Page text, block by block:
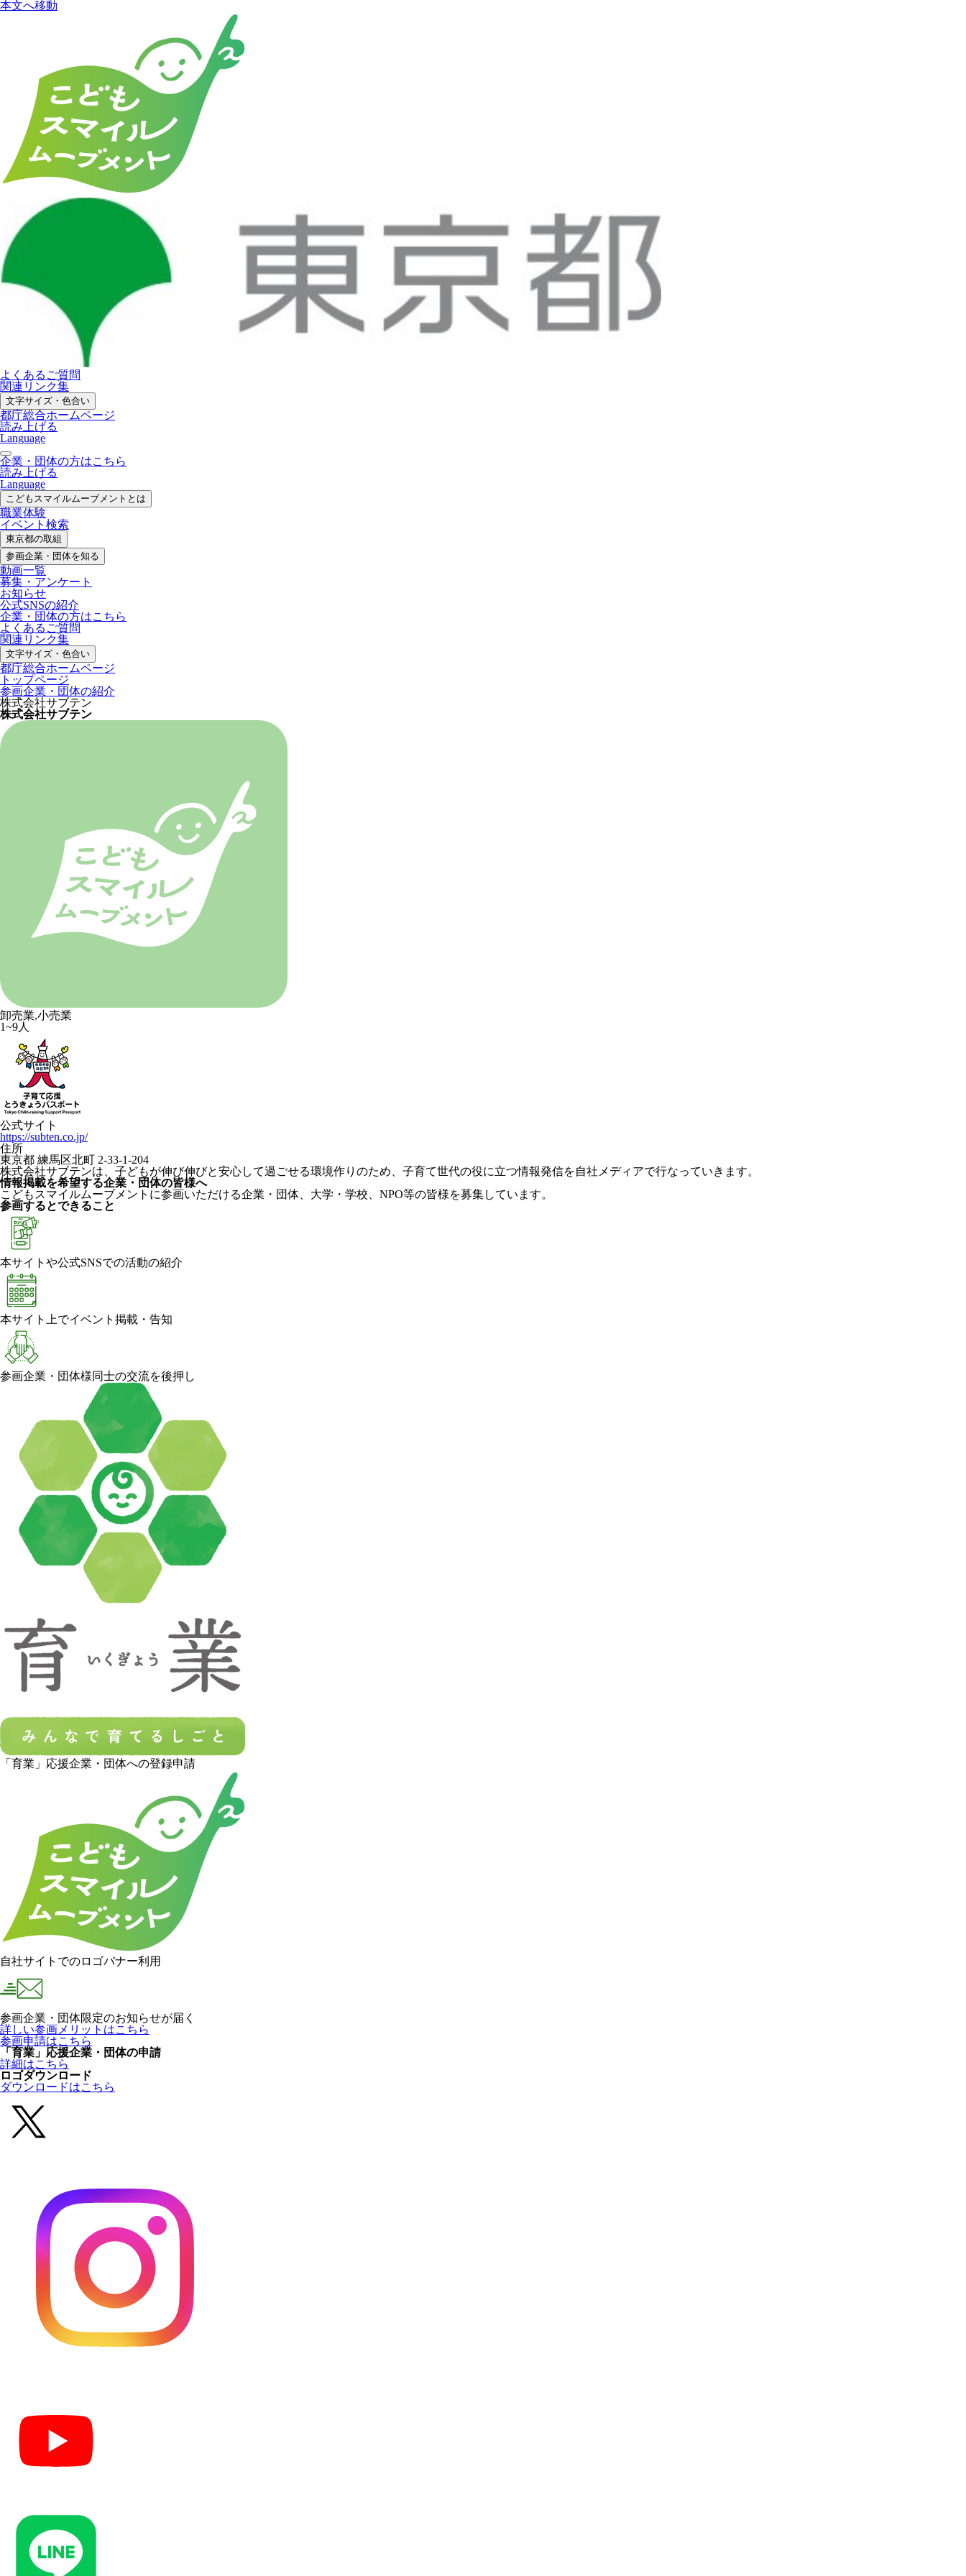
本文へ移動
よくあるご質問
関連リンク集
文字サイズ・色合い
都庁総合ホームページ
読み上げる
Language
企業・団体の方はこちら
読み上げる
Language
こどもスマイルムーブメントとは
職業体験
イベント検索
東京都の取組
参画企業・ 団体を知る
動画一覧
募集・ アンケート
お知らせ
公式SNSの紹介
企業・団体の方はこちら
よくあるご質問
関連リンク集
文字サイズ・色合い
都庁総合ホームページ
トップページ
参画企業・団体の紹介
株式会社サブテン
株式会社サブテン
卸売業,小売業
1~9人
公式サイト
https://subten.co.jp/
住所
東京都 練馬区北町 2-33-1-204
株式会社サブテンは、子どもが伸び伸びと安心して過ごせる環境作りのため、子育て世代の役に立つ情報発信を自社メディアで行なっていきます。
情報掲載を希望する企業・団体の皆様へ
こどもスマイルムーブメントに参画いただける企業・団体、大学・学校、NPO等の皆様を募集しています。
参画するとできること
本サイトや公式SNSでの活動の紹介
本サイト上でイベント掲載・告知
参画企業・団体様同士の交流を後押し
「育業」応援企業・団体への登録申請
自社サイトでのロゴバナー利用
参画企業・団体限定のお知らせが届く
詳しい参画メリットはこちら
参画申請はこちら
「育業」応援企業・団体の申請
詳細はこちら
ロゴダウンロード
ダウンロードはこちら